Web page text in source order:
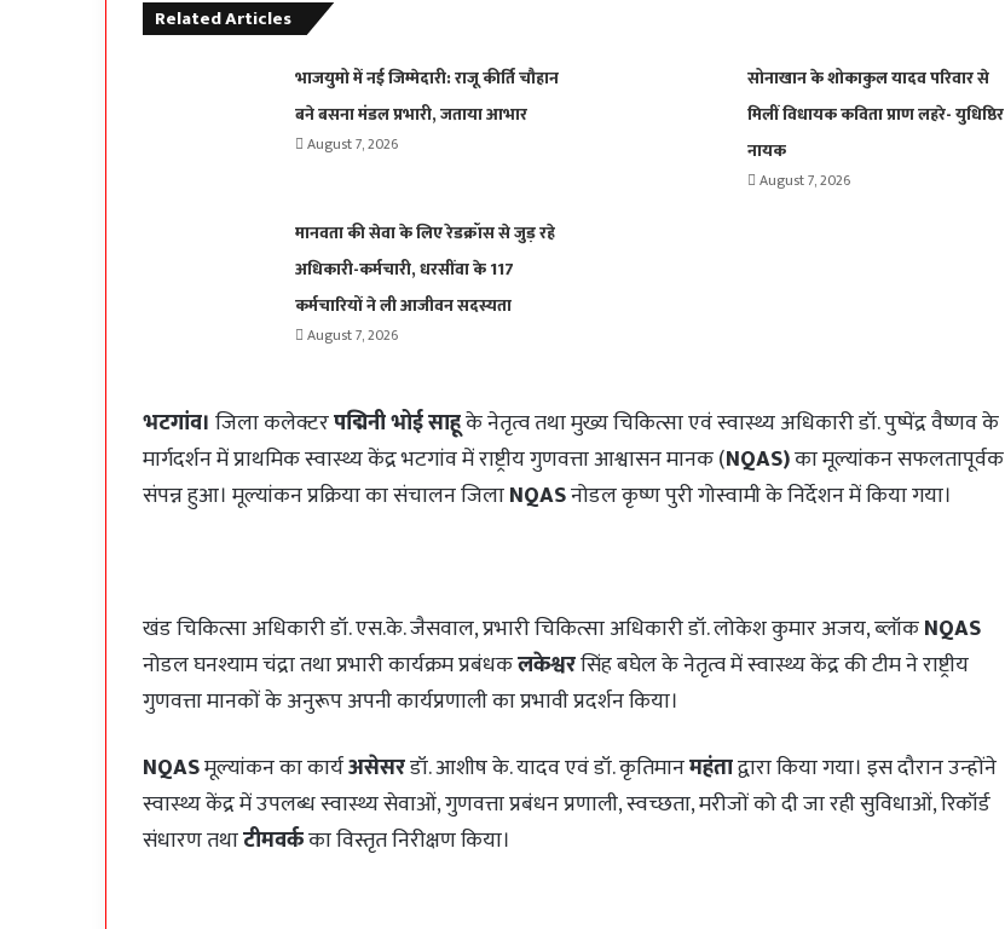
Related Articles
भाजयुमो में नई जिम्मेदारी: राजू कीर्ति चौहान
बने बसना मंडल प्रभारी, जताया आभार
August 7, 2026
सोनाखान के शोकाकुल यादव परिवार से
मिलीं विधायक कविता प्राण लहरे- युधिष्ठिर
नायक
August 7, 2026
मानवता की सेवा के लिए रेडक्रॉस से जुड़ रहे
अधिकारी-कर्मचारी, धरसींवा के 117
कर्मचारियों ने ली आजीवन सदस्यता
August 7, 2026
भटगांव। जिला कलेक्टरपद्मिनी भोई साहूके नेतृत्व तथा मुख्य चिकित्सा एवं स्वास्थ्य अधिकारी डॉ. पुष्पेंद्र वैष्णव के
मार्गदर्शन में प्राथमिक स्वास्थ्य केंद्र भटगांव में राष्ट्रीय गुणवत्ता आश्वासन मानक (NQAS)का मूल्यांकन सफलतापूर्वक
संपन्न हुआ। मूल्यांकन प्रक्रिया का संचालन जिलाNQASनोडल कृष्ण पुरी गोस्वामी के निर्देशन में किया गया।
खंड चिकित्सा अधिकारी डॉ. एस.के. जैसवाल, प्रभारी चिकित्सा अधिकारी डॉ. लोकेश कुमार अजय, ब्लॉकNQAS
नोडल घनश्याम चंद्रा तथा प्रभारी कार्यक्रम प्रबंधकलकेश्वरसिंह बघेल के नेतृत्व में स्वास्थ्य केंद्र की टीम ने राष्ट्रीय
गुणवत्ता मानकों के अनुरूप अपनी कार्यप्रणाली का प्रभावी प्रदर्शन किया।
NQASमूल्यांकन का कार्यअसेसरडॉ. आशीष के. यादव एवं डॉ. कृतिमानमहंताद्वारा किया गया। इस दौरान उन्होंने
स्वास्थ्य केंद्र में उपलब्ध स्वास्थ्य सेवाओं, गुणवत्ता प्रबंधन प्रणाली, स्वच्छता, मरीजों को दी जा रही सुविधाओं, रिकॉर्ड
संधारण तथाटीमवर्कका विस्तृत निरीक्षण किया।